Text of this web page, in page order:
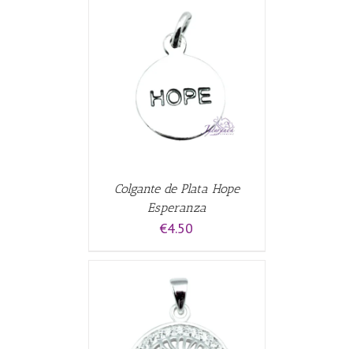
Colgante de Plata Hope
Esperanza
€4.50